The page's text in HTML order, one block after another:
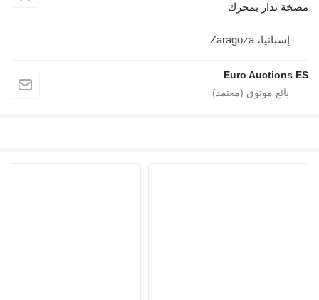
مضخة تدار بمحرك
إسبانيا، Zaragoza
Euro Auctions ES